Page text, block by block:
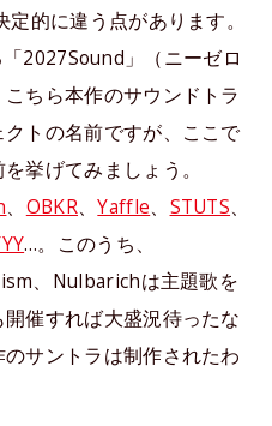
的に違う点があります。
2027Sound」（ニーゼロ
ちら本作のサウンドトラ
トの名前ですが、ここで
挙げてみましょう。
、 OBKR、Yaffle、 STUTS、
…。このうち、
、Nulbarichは主題歌を
催すれば大盛況待ったな
サントラは制作されたわ